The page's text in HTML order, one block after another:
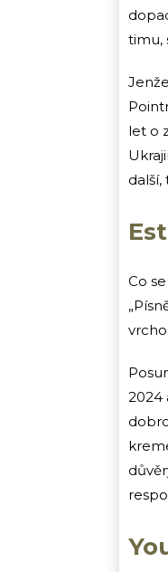
timu,
let o
Co
2024